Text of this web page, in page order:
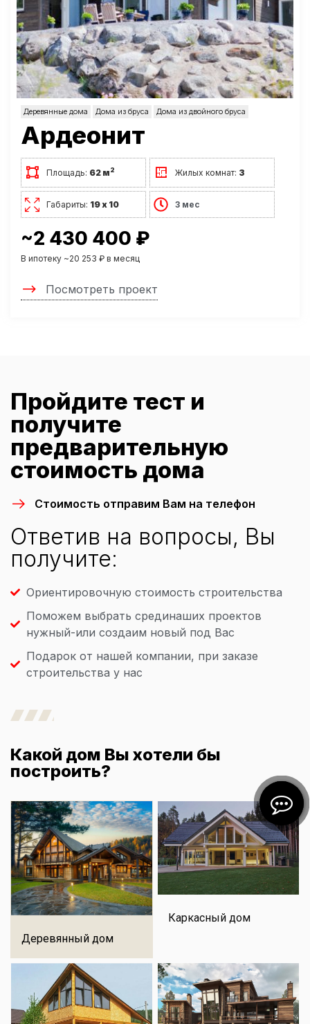
Деревянные дома Дома из бруса Дома из двойного бруса
Ардеонит
Площадь: 62 м2 Жилых комнат: 3
Габариты: 19 х 10 3 мес
~2 430 400 ₽
В ипотеку ~20 253 ₽ в месяц
Посмотреть проект
Пройдите тест и
получите
предварительную
стоимость дома
Стоимость отправим Вам на телефон
Ответив на вопросы, Вы
получите:
Ориентировочную стоимость строительства
Поможем выбрать срединаших проектов
нужный-или создаим новый под Вас
Подарок от нашей компании, при заказе
строительства у нас
Какой дом Вы хотели бы
построить?
Деревянный дом
Каркасный дом